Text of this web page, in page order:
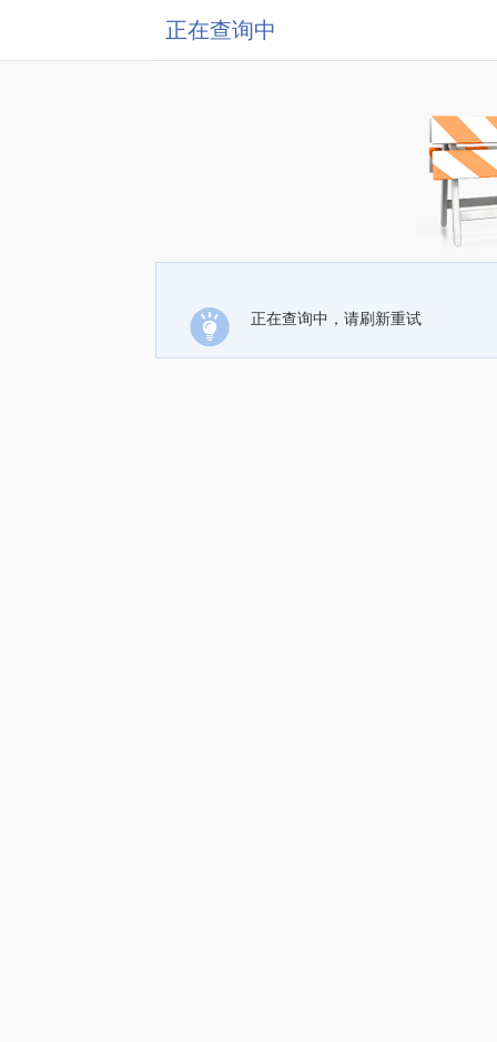
正在查询中
正在查询中，请刷新重试